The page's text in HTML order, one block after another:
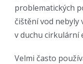
problematických
čištění vod nebyly
v duchu cirkulární
Velmi často